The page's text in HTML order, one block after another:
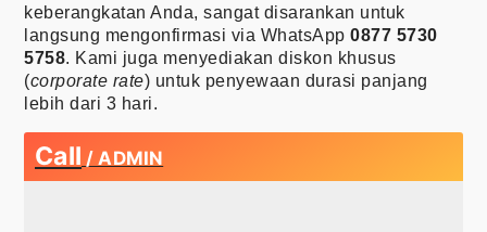
keberangkatan Anda, sangat disarankan untuk
langsung mengonfirmasi via WhatsApp 0877 5730
5758. Kami juga menyediakan diskon khusus
(corporate rate) untuk penyewaan durasi panjang
lebih dari 3 hari.
Call / ADMIN